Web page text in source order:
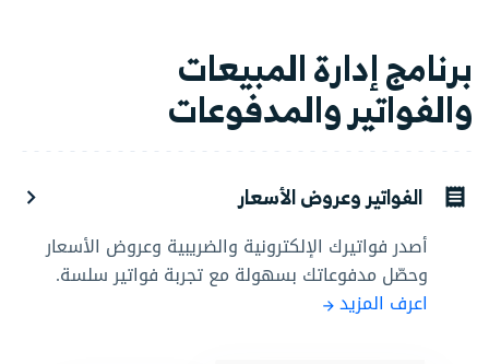
برنامج إدارة المبيعات
والفواتير والمدفوعات
الفواتير وعروض الأسعار
أصدر فواتيرك الإلكترونية والضريبية وعروض الأسعار
وحصّل مدفوعاتك بسهولة مع تجربة فواتير سلسة.
اعرف المزيد